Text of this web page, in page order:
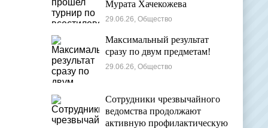
Мурата Хачекожева
29.06.26, Общество
Максимальный результат
сразу по двум предметам!
29.06.26, Общество
Сотрудники чрезвычайного
ведомства продолжают
активную профилактическую